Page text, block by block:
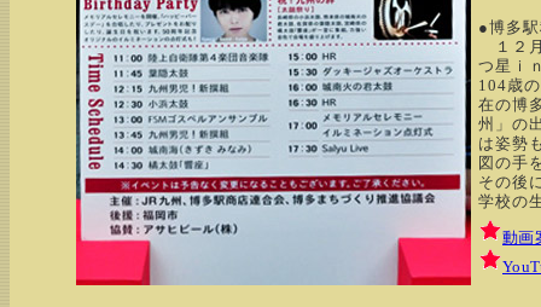
●博多
１２
つ星ｉ
104歳
在の博
州」の
は姿勢
図の手
その後
学校の
動画